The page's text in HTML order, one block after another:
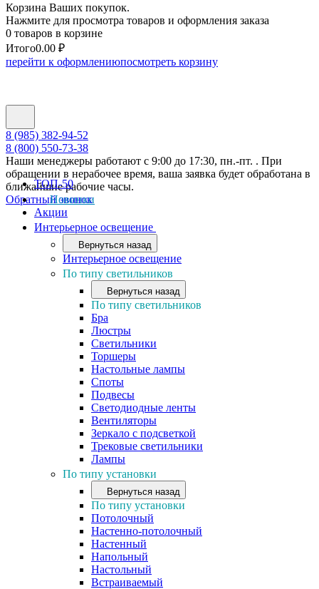
Корзина Ваших покупок.
Нажмите для просмотра товаров и оформления заказа
0 товаров в корзине
Итого0.00 ₽
перейти к оформлениюпосмотреть корзину
8 (985) 382-94-52
8 (800) 550-73-38
Наши менеджеры работают с 9:00 до 17:30, пн.-пт. . При
обращении в нерабочее время, ваша заявка будет обработана в
ближайшие рабочие часы.
Обратный звонок
ТОП-50
Новинки
Акции
Интерьерное освещение
Вернуться назад
Интерьерное освещение
По типу светильников
Вернуться назад
По типу светильников
Бра
Люстры
Светильники
Торшеры
Настольные лампы
Споты
Подвесы
Светодиодные ленты
Вентиляторы
Зеркало с подсветкой
Трековые светильники
Лампы
По типу установки
Вернуться назад
По типу установки
Потолочный
Настенно-потолочный
Настенный
Напольный
Настольный
Встраиваемый